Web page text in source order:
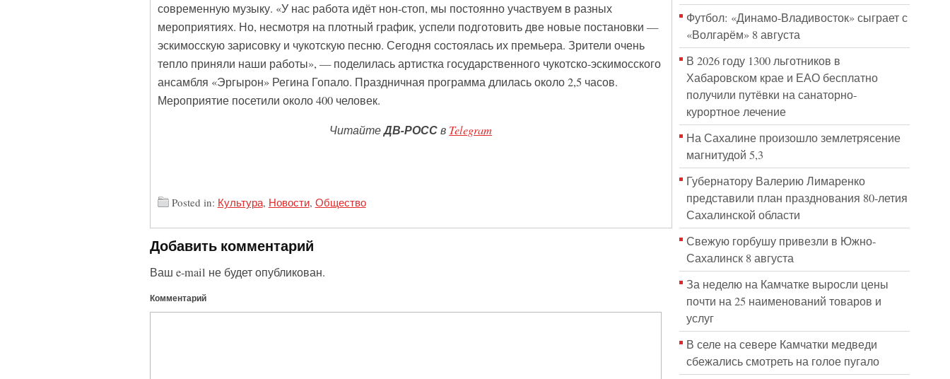
современную музыку. «У нас работа идёт нон-стоп, мы постоянно участвуем в разных
мероприятиях. Но, несмотря на плотный график, успели подготовить две новые постановки —
эскимосскую зарисовку и чукотскую песню. Сегодня состоялась их премьера. Зрители очень
тепло приняли наши работы», — поделилась артистка государственного чукотско-эскимосского
ансамбля «Эргырон» Регина Гопало. Праздничная программа длилась около 2,5 часов.
Мероприятие посетили около 400 человек.
ЧитайтеДВ-РОССв Telegram
Posted in: Культура, Новости, Общество
Добавить комментарий
Ваш e-mail не будет опубликован.
Комментарий
Футбол: «Динамо-Владивосток» сыграет с
«Волгарём» 8 августа
В 2026 году 1300 льготников в
Хабаровском крае и ЕАО бесплатно
получили путёвки на санаторно-
курортное лечение
На Сахалине произошло землетрясение
магнитудой 5,3
Губернатору Валерию Лимаренко
представили план празднования 80-летия
Сахалинской области
Свежую горбушу привезли в Южно-
Сахалинск 8 августа
За неделю на Камчатке выросли цены
почти на 25 наименований товаров и
услуг
В селе на севере Камчатки медведи
сбежались смотреть на голое пугало